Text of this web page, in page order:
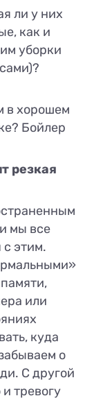
ли у них
как и
уборки
в хорошем
Бойлер
резкая
мы все
с этим.
или
куда
о
С другой
тревогу